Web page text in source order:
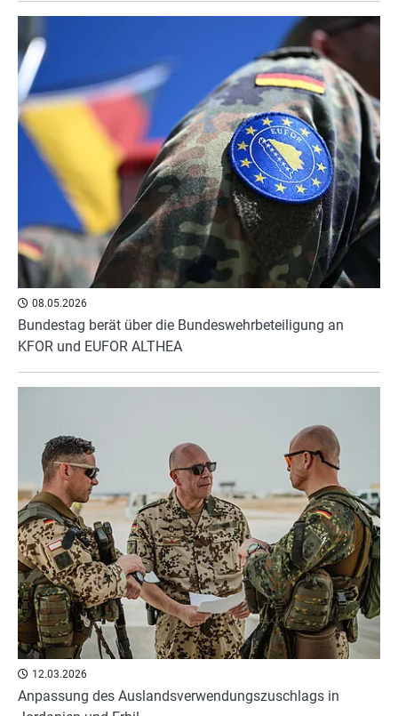
08.05.2026
Bundestag berät über die Bundeswehrbeteiligung an
KFOR und EUFOR ALTHEA
12.03.2026
Anpassung des Auslandsverwendungszuschlags in